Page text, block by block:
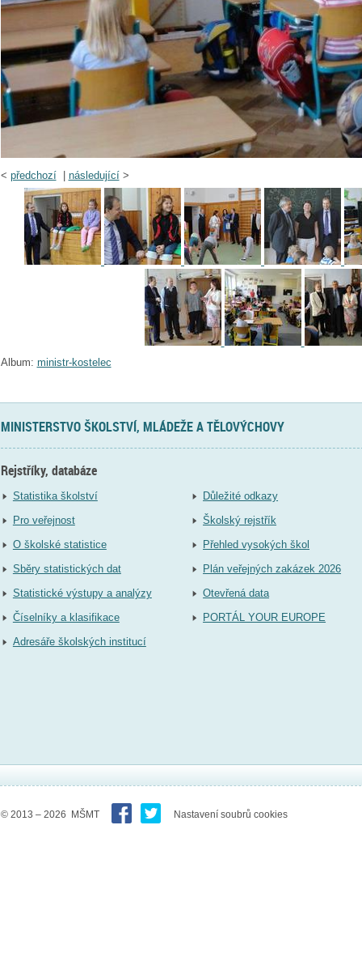
< předchozí| následující>
Album: ministr-kostelec
MINISTERSTVO ŠKOLSTVÍ, MLÁDEŽE A TĚLOVÝCHOVY
Rejstříky, databáze
Statistika školství
Pro veřejnost
O školské statistice
Sběry statistických dat
Statistické výstupy a analýzy
Číselníky a klasifikace
Adresáře školských institucí
Důležité odkazy
Školský rejstřík
Přehled vysokých škol
Plán veřejných zakázek 2026
Otevřená data
PORTÁL YOUR EUROPE
© 2013 – 2026 MŠMT Nastavení soubrů cookies